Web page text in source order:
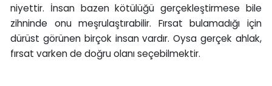
niyettir. İnsan bazen kötülüğü gerçekleştirmese bile
zihninde onu meşrulaştırabilir. Fırsat bulamadığı için
dürüst görünen birçok insan vardır. Oysa gerçek ahlak,
fırsat varken de doğru olanı seçebilmektir.